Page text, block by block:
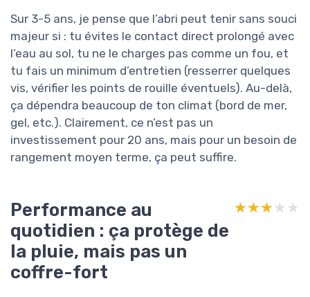
Sur 3-5 ans, je pense que l’abri peut tenir sans souci
majeur si : tu évites le contact direct prolongé avec
l’eau au sol, tu ne le charges pas comme un fou, et
tu fais un minimum d’entretien (resserrer quelques
vis, vérifier les points de rouille éventuels). Au-delà,
ça dépendra beaucoup de ton climat (bord de mer,
gel, etc.). Clairement, ce n’est pas un
investissement pour 20 ans, mais pour un besoin de
rangement moyen terme, ça peut suffire.
Performance au
quotidien : ça protège de
la pluie, mais pas un
coffre-fort
★★★★★
★★★★★